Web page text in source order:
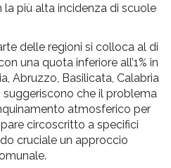
più alta incidenza di scuole
delle regioni si colloca al di
una quota inferiore all’1% in
Abruzzo, Basilicata, Calabria
suggeriscono che il problema
atmosferico per
circoscritto a specifici
cruciale un approccio